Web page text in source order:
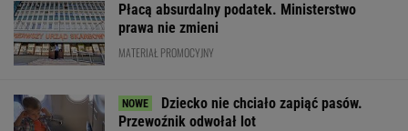
Płacą absurdalny podatek. Ministerstwo
prawa nie zmieni
MATERIAŁ PROMOCYJNY
Dziecko nie chciało zapiąć pasów.
Przewoźnik odwołał lot